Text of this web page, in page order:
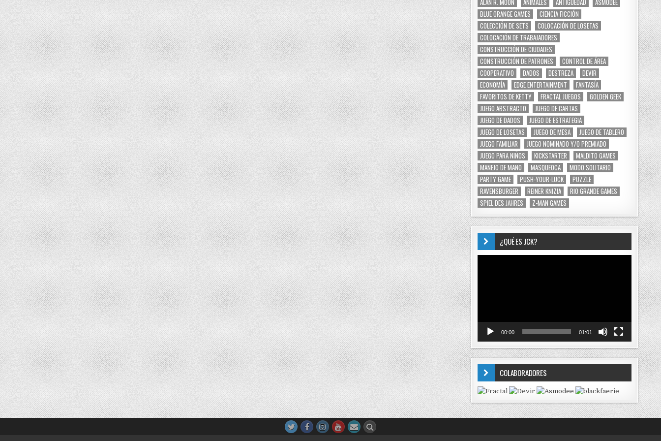
ALAN R. MOON ANIMALES ANTIGÜEDAD
ASMODEE
BLUE ORANGE GAMES
CIENCIA FICCIÓN
COLECCIÓN DE SETS
COLOCACIÓN DE LOSETAS
COLOCACIÓN DE TRABAJADORES
CONSTRUCCIÓN DE CIUDADES
CONSTRUCCIÓN DE PATRONES
CONTROL DE ÁREA
COOPERATIVO
DADOS DESTREZA
DEVIR
ECONOMÍA
EDGE ENTERTAINMENT
FANTASÍA
FAVORITOS DE KETTY
FRACTAL JUEGOS
GOLDEN GEEK
JUEGO ABSTRACTO
JUEGO DE CARTAS
JUEGO DE DADOS
JUEGO DE ESTRATEGIA
JUEGO DE LOSETAS
JUEGO DE MESA
JUEGO DE TABLERO
JUEGO FAMILIAR
JUEGO NOMINADO Y/O PREMIADO
JUEGO PARA NIÑOS
KICKSTARTER
MALDITO GAMES
MANEJO DE MANO
MASQUEOCA
MODO SOLITARIO
PARTY GAME
PUSH-YOUR-LUCK
PUZZLE
RAVENSBURGER
REINER KNIZIA
RIO GRANDE GAMES
SPIEL DES JAHRES
Z-MAN GAMES
¿QUÉ ES JCK?
00:00 01:01
COLABORADORES